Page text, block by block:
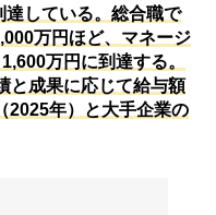
している。総合職で
万円ほど、マネージ
万円に到達する。
と成果に応じて給与額
2025年）と大手企業の